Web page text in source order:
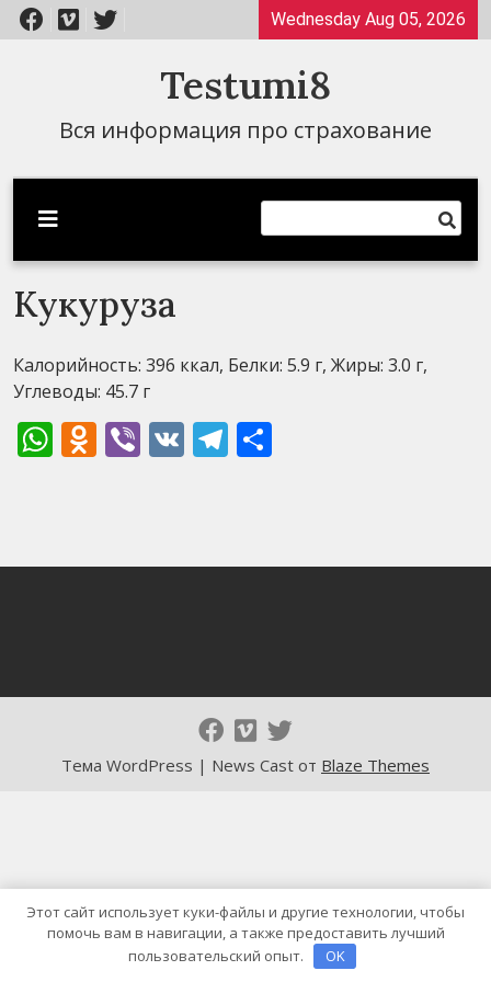
Перейти
к
Wednesday Aug 05, 2026
Testumi8
Вся информация про страхование
Кукуруза
Калорийность: 396 ккал, Белки: 5.9 г, Жиры: 3.0 г,
Углеводы: 45.7 г
WhatsApp
Odnoklassniki
Viber
VK Telegram
Тема WordPress | News Cast от Blaze Themes
Этот сайт использует куки-файлы и другие технологии, чтобы
помочь вам в навигации, а также предоставить лучший
пользовательский опыт.
OK